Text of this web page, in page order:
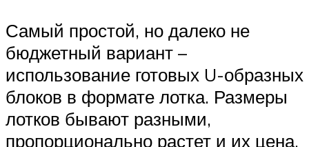
Самый простой, но далеко не
бюджетный вариант –
использование готовых U-образных
блоков в формате лотка. Размеры
лотков бывают разными,
пропорционально растет и их цена.